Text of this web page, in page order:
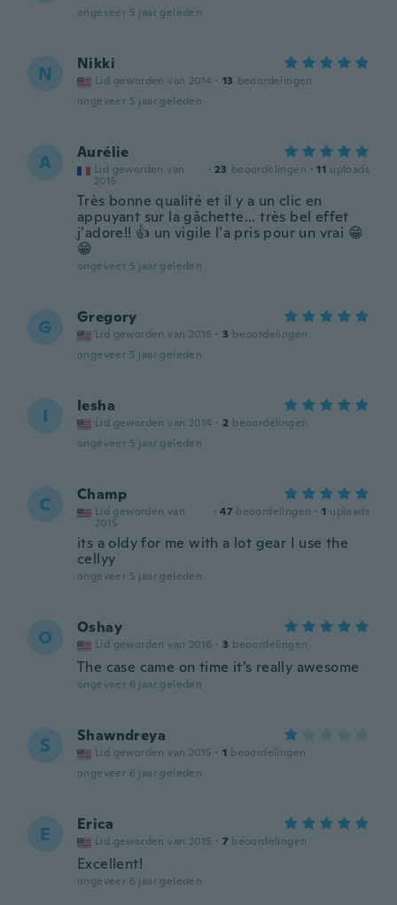
ongeveer 5 jaar geleden
N Nikki
Lid geworden van 2014 · 13 beoordelingen
ongeveer 5 jaar geleden
A Aurélie
Lid geworden van
2015
· 23 beoordelingen · 11 uploads
Très bonne qualité et il y a un clic en
appuyant sur la gâchette... très bel effet
j’adore!! 👍 un vigile l’a pris pour un vrai 😁
😁
ongeveer 5 jaar geleden
G Gregory
Lid geworden van 2016 · 3 beoordelingen
ongeveer 5 jaar geleden
I Iesha
Lid geworden van 2014 · 2 beoordelingen
ongeveer 5 jaar geleden
C Champ
Lid geworden van
2015
· 47 beoordelingen · 1 uploads
its a oldy for me with a lot gear I use the
cellyy
ongeveer 5 jaar geleden
O Oshay
Lid geworden van 2016 · 3 beoordelingen
The case came on time it’s really awesome
ongeveer 6 jaar geleden
S Shawndreya
Lid geworden van 2015 · 1 beoordelingen
ongeveer 6 jaar geleden
E Erica
Lid geworden van 2015 · 7 beoordelingen
Excellent!
ongeveer 6 jaar geleden